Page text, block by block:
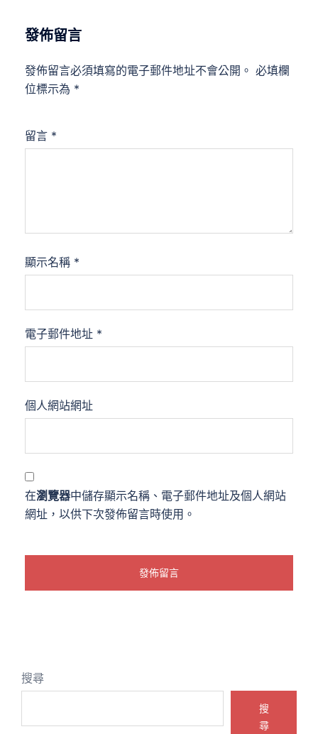
發佈留言
發佈留言必須填寫的電子郵件地址不會公開。 必填欄
位標示為 *
留言 *
顯示名稱 *
電子郵件地址 *
個人網站網址
在瀏覽器中儲存顯示名稱、電子郵件地址及個人網站
網址，以供下次發佈留言時使用。
搜尋
搜
尋